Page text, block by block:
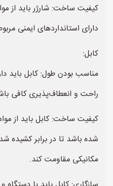
کیفیت ساخت: شارژر باید از
دارای استانداردهای ایمنی
کابل:
مناسب بودن طول: کابل باید
راحت و انعطاف‌پذیری کافی
کیفیت ساخت: کابل باید از
شده باشد تا در برابر
مکانیکی مقاومت کند.